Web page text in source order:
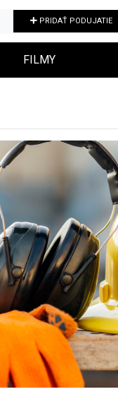
PRIDAŤ PODUJATIE
FILMY